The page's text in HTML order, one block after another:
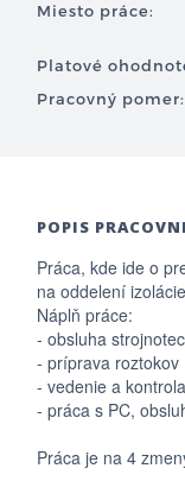
Miesto práce:
Platové
Pracovný pomer:
POPIS
Práca, kde ide o
na oddelení
Náplň práce:
- obsluha
- príprava roztokov
- vedenie a
- práca s PC,
Práca je na 4